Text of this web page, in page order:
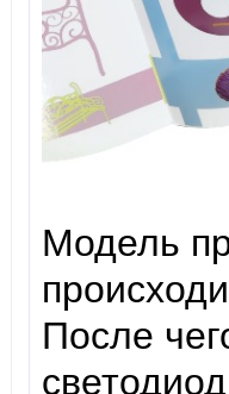
Модель
После